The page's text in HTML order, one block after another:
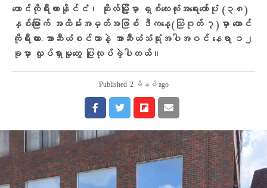
တောင်ကိုရီးယားနိုင်ငံ၊ ဆိုးလ်မြို့မှာ ရှစ်လေးလုံးအရေးတော်ပုံ (၃၈)
နှစ်မြောက် အထိမ်းအမှတ်အဖြစ် ဒီကနေ့(သြဂုတ် ၇)မှာ တောင်
ကိုရီးယား-အာဆီယံစင်တာနဲ့ အာဆီယံသံရုံးအပါအဝင် နေရာ ၁၂
ခုမှာ လှုပ်ရှားမှုတွေ ပြုလုပ်ခဲ့ပါတယ်။
Published 2 မိနစ် ago